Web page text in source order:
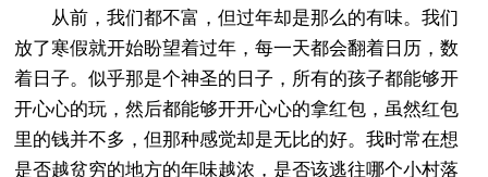
从前，我们都不富，但过年却是那么的有味。我们
放了寒假就开始盼望着过年，每一天都会翻着日历，数
着日子。似乎那是个神圣的日子，所有的孩子都能够开
开心心的玩，然后都能够开开心心的拿红包，虽然红包
里的钱并不多，但那种感觉却是无比的好。我时常在想
是否越贫穷的地方的年味越浓，是否该逃往哪个小村落